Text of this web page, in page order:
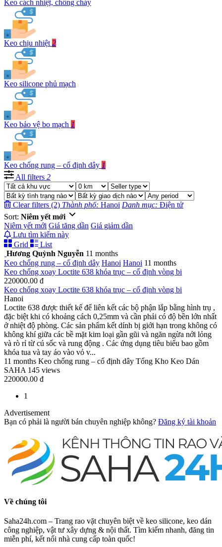
Keo cách nhiệt, chống cháy
Keo chịu nhiệt 2
Keo silicone phủ mạch
Keo bảo vệ bo mạch 1
Keo chống rung – cố định dây 1
All filters 2
Clear filters (2) Thành phố: Hanoi Danh mục: Điện tử
Sort: Niêm yết mới
Niêm yết mới Giá tăng dần Giá giảm dần
Lưu tìm kiếm này
Grid
List
Hương Quỳnh Nguyễn 11 months
Keo chống rung – cố định dây Hanoi Hanoi 11 months
Keo chống xoay Loctite 638 khóa trục – cố định vòng bi
220000.00 đ
Keo chống xoay Loctite 638 khóa trục – cố định vòng bi
Hanoi
Loctite 638 được thiết kế để liên kết các bộ phận lắp bằng hình trụ ,
đặc biệt khi có khoảng cách 0,25mm và cần phải có độ bền lớn nhất
ở nhiệt độ phòng. Các sản phẩm kết dính bị giới hạn trong không có
không khí giữa các bề mặt kim loại gần gũi và ngăn ngừa nới lỏng
và rò rỉ từ cú sốc và rung động . Các ứng dụng tiêu biểu bao gồm
khóa tua và tay áo vào vỏ v...
11 months Keo chống rung – cố định dây Tổng Kho Keo Dán
SAHA 145 views
220000.00 đ
1
Advertisement
Bạn có phải là người bán chuyên nghiệp không? Đăng ký tài khoản
Về chúng tôi
Saha24h.com – Trang rao vặt chuyên biệt về keo silicone, keo dán
công nghiệp, vật tư xây dựng & nội thất. Tìm kiếm nhanh, đăng tin
miễn phí, kết nối nhà cung cấp toàn quốc!